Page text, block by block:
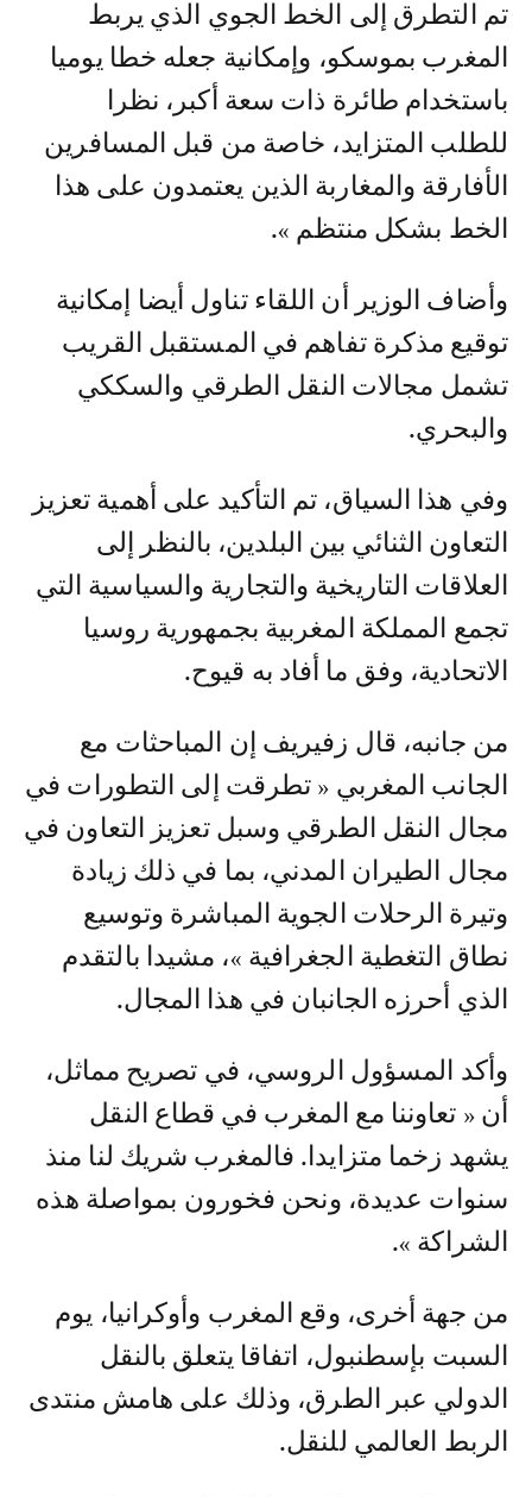
تم التطرق إلى الخط الجوي الذي يربط
المغرب بموسكو، وإمكانية جعله خطا يوميا
باستخدام طائرة ذات سعة أكبر، نظرا
للطلب المتزايد، خاصة من قبل المسافرين
الأفارقة والمغاربة الذين يعتمدون على هذا
الخط بشكل منتظم ».
وأضاف الوزير أن اللقاء تناول أيضا إمكانية
توقيع مذكرة تفاهم في المستقبل القريب
تشمل مجالات النقل الطرقي والسككي
والبحري.
وفي هذا السياق، تم التأكيد على أهمية تعزيز
التعاون الثنائي بين البلدين، بالنظر إلى
العلاقات التاريخية والتجارية والسياسية التي
تجمع المملكة المغربية بجمهورية روسيا
الاتحادية، وفق ما أفاد به قيوح.
من جانبه، قال زفيريف إن المباحثات مع
الجانب المغربي « تطرقت إلى التطورات في
مجال النقل الطرقي وسبل تعزيز التعاون في
مجال الطيران المدني، بما في ذلك زيادة
وتيرة الرحلات الجوية المباشرة وتوسيع
نطاق التغطية الجغرافية »، مشيدا بالتقدم
الذي أحرزه الجانبان في هذا المجال.
وأكد المسؤول الروسي، في تصريح مماثل،
أن « تعاوننا مع المغرب في قطاع النقل
يشهد زخما متزايدا. فالمغرب شريك لنا منذ
سنوات عديدة، ونحن فخورون بمواصلة هذه
الشراكة ».
من جهة أخرى، وقع المغرب وأوكرانيا، يوم
السبت بإسطنبول، اتفاقا يتعلق بالنقل
الدولي عبر الطرق، وذلك على هامش منتدى
الربط العالمي للنقل.